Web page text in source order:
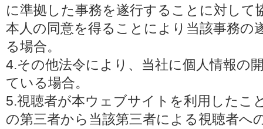
に準拠した事務を遂行することに対して
本人の同意を得ることにより当該事務の
る場合。
4.その他法令により、当社に個人情報の
ている場合。
5.視聴者が本ウェブサイトを利用したこ
の第三者から当該第三者による視聴者へ